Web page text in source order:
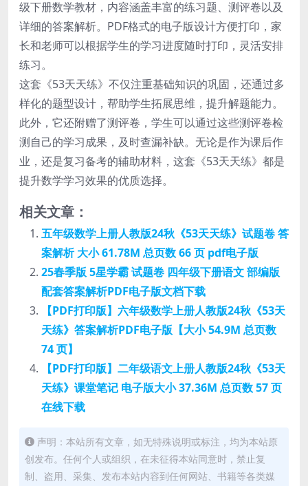
级下册数学教材，内容涵盖丰富的练习题、测评卷以及
详细的答案解析。PDF格式的电子版设计方便打印，家
长和老师可以根据学生的学习进度随时打印，灵活安排
练习。
这套《53天天练》不仅注重基础知识的巩固，还通过多
样化的题型设计，帮助学生拓展思维，提升解题能力。
此外，它还附赠了测评卷，学生可以通过这些测评卷检
测自己的学习成果，及时查漏补缺。无论是作为课后作
业，还是复习备考的辅助材料，这套《53天天练》都是
提升数学学习效果的优质选择。
相关文章：
五年级数学上册人教版24秋《53天天练》试题卷 答
案解析 大小 61.78M 总页数 66 页 pdf电子版
25春季版 5星学霸 试题卷 四年级下册语文 部编版
配套答案解析PDF电子版文档下载
【PDF打印版】六年级数学上册人教版24秋《53天
天练》答案解析PDF电子版【大小 54.9M 总页数
74 页】
【PDF打印版】二年级语文上册人教版24秋《53天
天练》课堂笔记 电子版大小 37.36M 总页数 57 页
在线下载
声明：本站所有文章，如无特殊说明或标注，均为本站原
创发布。任何个人或组织，在未征得本站同意时，禁止复
制、盗用、采集、发布本站内容到任何网站、书籍等各类媒